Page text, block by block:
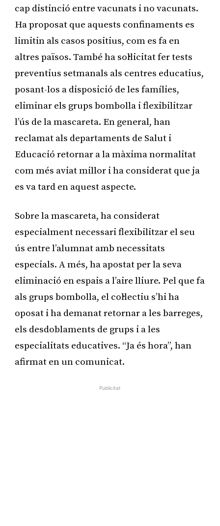
cap distinció entre vacunats i no vacunats.
Ha proposat que aquests confinaments es
limitin als casos positius, com es fa en
altres països. També ha sol·licitat fer tests
preventius setmanals als centres educatius,
posant-los a disposició de les famílies,
eliminar els grups bombolla i flexibilitzar
l’ús de la mascareta. En general, han
reclamat als departaments de Salut i
Educació retornar a la màxima normalitat
com més aviat millor i ha considerat que ja
es va tard en aquest aspecte.
Sobre la mascareta, ha considerat
especialment necessari flexibilitzar el seu
ús entre l’alumnat amb necessitats
especials. A més, ha apostat per la seva
eliminació en espais a l’aire lliure. Pel que fa
als grups bombolla, el col·lectiu s’hi ha
oposat i ha demanat retornar a les barreges,
els desdoblaments de grups i a les
especialitats educatives. “Ja és hora”, han
afirmat en un comunicat.
Publicitat